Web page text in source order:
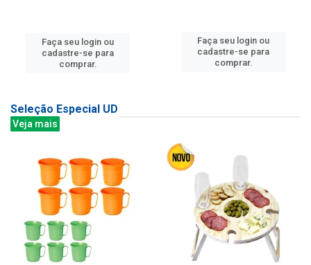
Faça seu login ou
cadastre-se para
comprar.
Faça seu login ou
cadastre-se para
comprar.
Seleção Especial UD
Veja mais